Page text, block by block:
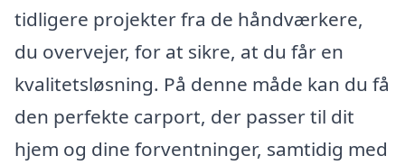
tidligere projekter fra de håndværkere,
du overvejer, for at sikre, at du får en
kvalitetsløsning. På denne måde kan du få
den perfekte carport, der passer til dit
hjem og dine forventninger, samtidig med